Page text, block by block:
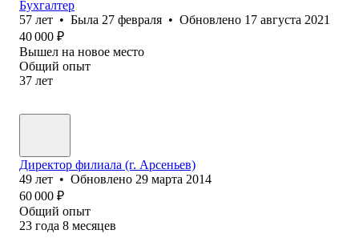
Бухгалтер
57 лет • Была 27 февраля • Обновлено 17 августа 2021
40 000 ₽
Вышел на новое место
Общий опыт
37 лет
Директор филиала (г. Арсеньев)
49 лет • Обновлено 29 марта 2014
60 000 ₽
Общий опыт
23 года 8 месяцев